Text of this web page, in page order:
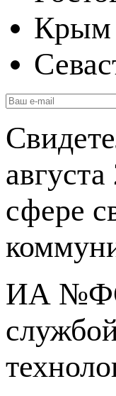
Крым
сфере
ИА